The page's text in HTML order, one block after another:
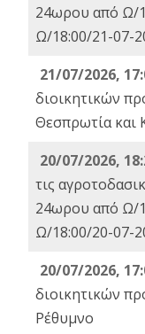
24ωρου από Ω/
Ω/18:00/21-07-
21/07/2026,
διοικητικών
Θεσπρωτία και
20/07/2026,
τις
24ωρου από Ω/
Ω/18:00/20-07-
20/07/2026,
διοικητικών
Ρέθυμνο